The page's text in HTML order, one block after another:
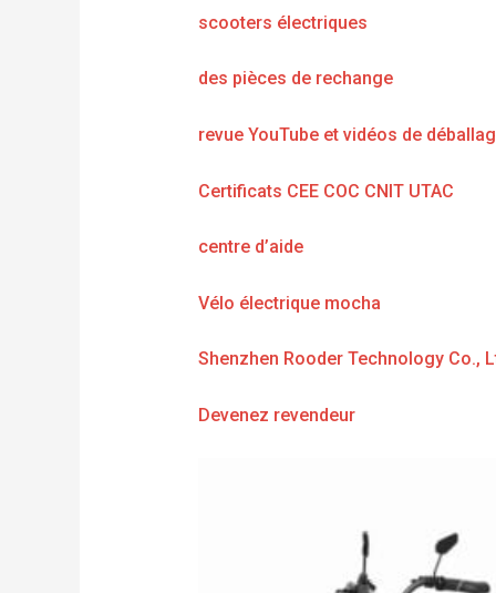
scooters électriques
des pièces de rechange
revue YouTube et vidéos de
Certificats CEE COC CNIT UTAC
centre d’aide
Vélo électrique mocha
Shenzhen Rooder Technology Co.,
Devenez revendeur